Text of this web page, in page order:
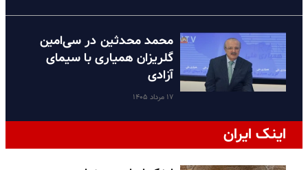
محمد محدثین در سی‌امین
گلریزان همیاری با سیمای
آزادی
۱۷ مرداد ۱۴۰۵
اینک ایران